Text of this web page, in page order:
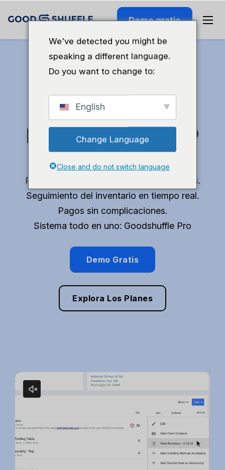
Demo gratis
Recupera tiempo
para poder hacer lo
que te gusta.
Presupuestos profesionales en 10 minutos.
Seguimiento del inventario en tiempo real.
Pagos sin complicaciones.
Sistema todo en uno: Goodshuffle Pro
Demo Gratis
Explora Los Planes
We've detected you might be
speaking a different language.
Do you want to change to:
English
Change Language
Close and do not switch language